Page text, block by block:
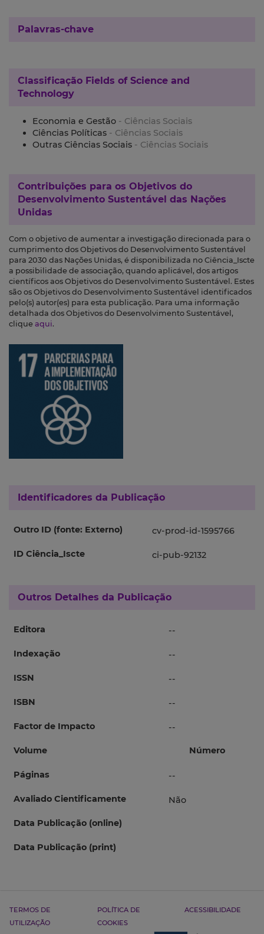
Palavras-chave
Classificação Fields of Science and
Technology
Economia e Gestão - Ciências Sociais
Ciências Políticas - Ciências Sociais
Outras Ciências Sociais - Ciências Sociais
Contribuições para os Objetivos do
Desenvolvimento Sustentável das Nações
Unidas
Com o objetivo de aumentar a investigação direcionada para o
cumprimento dos Objetivos do Desenvolvimento Sustentável
para 2030 das Nações Unidas, é disponibilizada no Ciência_Iscte
a possibilidade de associação, quando aplicável, dos artigos
científicos aos Objetivos do Desenvolvimento Sustentável. Estes
são os Objetivos do Desenvolvimento Sustentável identificados
pelo(s) autor(es) para esta publicação. Para uma informação
detalhada dos Objetivos do Desenvolvimento Sustentável,
clique aqui.
Identificadores da Publicação
Outro ID (fonte: Externo) cv-prod-id-1595766
ID Ciência_Iscte ci-pub-92132
Outros Detalhes da Publicação
Editora --
Indexação --
ISSN --
ISBN --
Factor de Impacto --
Volume Número
Páginas --
Avaliado Cientificamente Não
Data Publicação (online)
Data Publicação (print)
TERMOS DE
UTILIZAÇÃO
POLÍTICA DE
COOKIES
ACESSIBILIDADE